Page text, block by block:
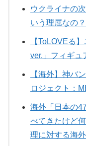
ウクライナの
いう理屈なの？
【ToLOVEる
ver.」フィギュ
【海外】神バ
ロジェクト：
海外「日本の
べてきたけど
理に対する海